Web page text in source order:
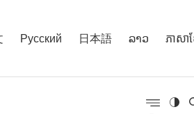
Русский 日本語 ລາວ ភាសាខ្